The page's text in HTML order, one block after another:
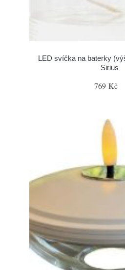
LED svíčka na baterky
Sirius
769 Kč